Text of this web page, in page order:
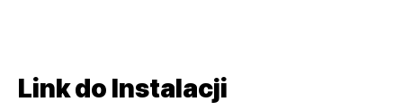
Link do Instalacji